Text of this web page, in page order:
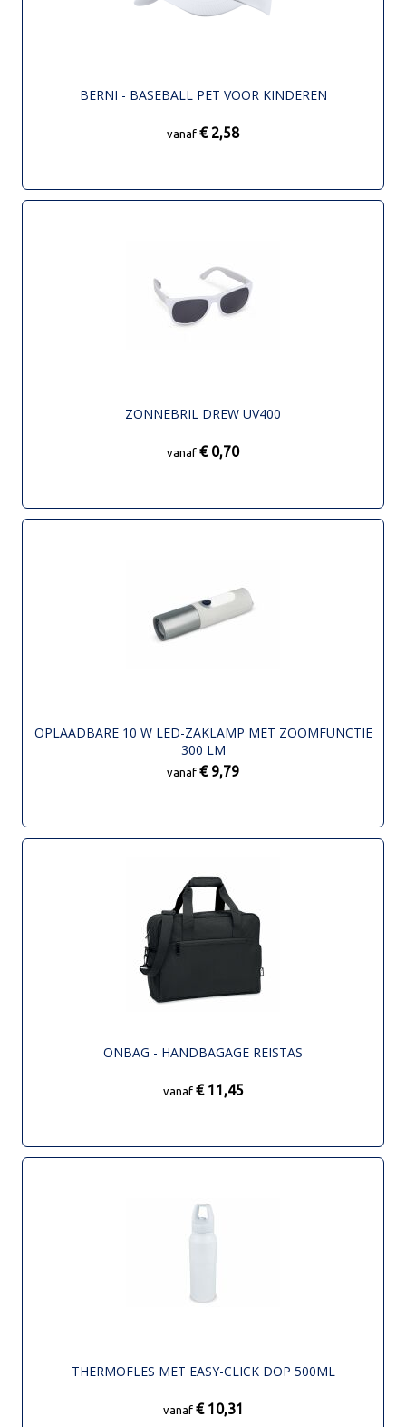
BERNI - BASEBALL PET VOOR KINDEREN
vanaf € 2,58
ZONNEBRIL DREW UV400
vanaf € 0,70
OPLAADBARE 10 W LED-ZAKLAMP MET ZOOMFUNCTIE
300 LM
vanaf € 9,79
ONBAG - HANDBAGAGE REISTAS
vanaf € 11,45
THERMOFLES MET EASY-CLICK DOP 500ML
vanaf € 10,31